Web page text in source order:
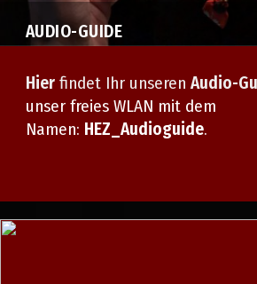
AUDIO-GUIDE
Hierfindet Ihr unseren Audio-
unser freies WLAN mit dem
Namen: HEZ_Audioguide.